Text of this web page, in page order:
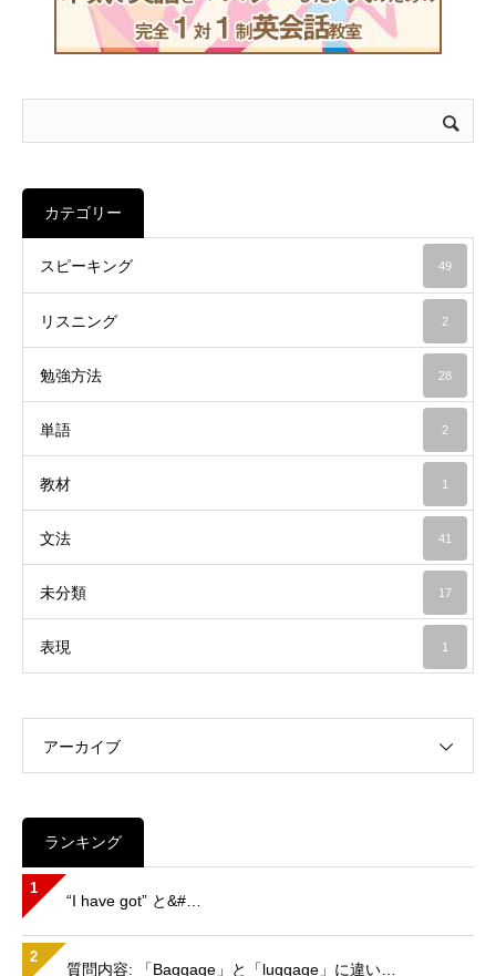
カテゴリー
スピーキング 49
リスニング 2
勉強方法 28
単語 2
教材 1
文法 41
未分類 17
表現 1
アーカイブ
ランキング
1
“I have got” と&#…
2
質問内容: 「Baggage」と「luggage」に違い…